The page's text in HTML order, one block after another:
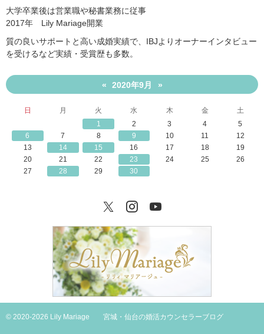
大学卒業後は営業職や秘書業務に従事
2017年 Lily Mariage開業
質の良いサポートと高い成婚実績で、IBJよりオーナーインタビュー
を受けるなど実績・受賞歴も多数。
« 2020年9月 »
日 月 火 水 木 金
土
1
2 3 4
5
6
7 8 9 10 11
12
13
14 15 16 17 18
19
20
21 22 23 24 25
26
27
28 29 30
TwitterInstagram
© 2020-2026 Lily Mariage 宮城・仙台の婚活カウンセラーブログ